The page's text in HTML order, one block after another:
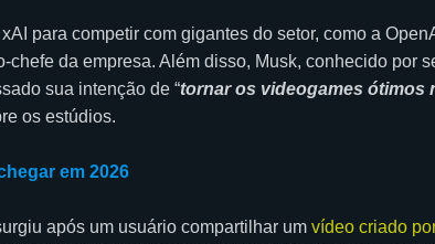
para competir com gigantes do setor, como a
chefe da empresa. Além disso, Musk, conhecido por
sua intenção de “tornar os videogames ótimos
os estúdios.
em 2026
após um usuário compartilhar um vídeo criado